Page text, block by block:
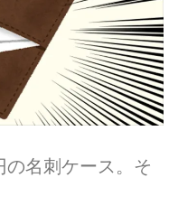
の名刺ケース。そ